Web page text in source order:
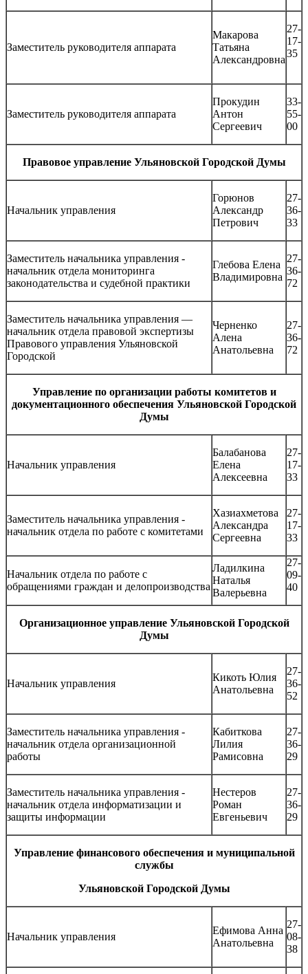
Заместитель руководителя аппарата
Макарова
Татьяна
Александровна
27-
17-
35
Заместитель руководителя аппарата
Прокудин
Антон
Сергеевич
33-
55-
00
Правовое управление Ульяновской Городской Думы
Начальник управления
Горюнов
Александр
Петрович
27-
36-
33
Заместитель начальника управления -
начальник отдела мониторинга
законодательства и судебной практики
Глебова Елена
Владимировна
27-
36-
72
Заместитель начальника управления —
начальник отдела правовой экспертизы
Правового управления Ульяновской
Городской
Черненко
Алена
Анатольевна
27-
36-
72
Управление по организации работы комитетов и
документационного обеспечения Ульяновской Городской
Думы
Начальник управления
Балабанова
Елена
Алексеевна
27-
17-
33
Заместитель начальника управления -
начальник отдела по работе с комитетами
Хазиахметова
Александра
Сергеевна
27-
17-
33
Начальник отдела по работе с
обращениями граждан и делопроизводства
Ладилкина
Наталья
Валерьевна
27-
09-
40
Организационное управление Ульяновской Городской
Думы
Начальник управления
Кикоть Юлия
Анатольевна
27-
36-
52
Заместитель начальника управления -
начальник отдела организационной
работы
Кабиткова
Лилия
Рамисовна
27-
36-
29
Заместитель начальника управления -
начальник отдела информатизации и
защиты информации
Нестеров
Роман
Евгеньевич
27-
36-
29
Управление финансового обеспечения и муниципальной
службы
Ульяновской Городской Думы
Начальник управления
Ефимова Анна
Анатольевна
27-
08-
38